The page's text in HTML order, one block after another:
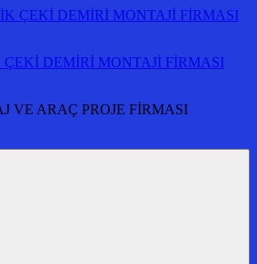
DEMİRİ MONTAJİ FİRMASI
VE ARAÇ PROJE FİRMASI